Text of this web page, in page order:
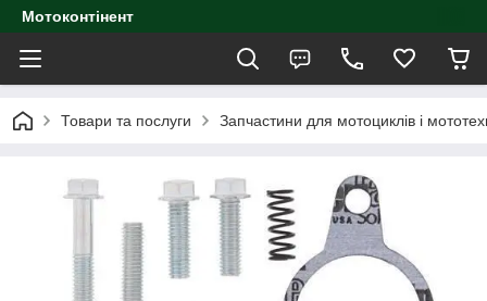
Мотоконтінент
Товари та послуги Запчастини для мотоциклів і